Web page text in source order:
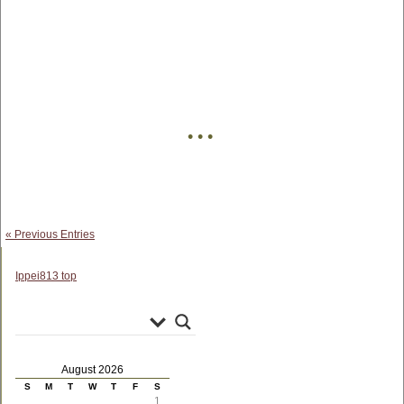
• • •
« Previous Entries
Ippei813 top
August 2026
S M T W T F S
1